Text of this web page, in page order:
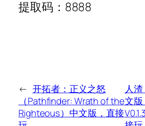
提取码：8888
← 开拓者：正义之怒
（Pathfinder: Wrath of the
Righteous）中文版，直接
人
文